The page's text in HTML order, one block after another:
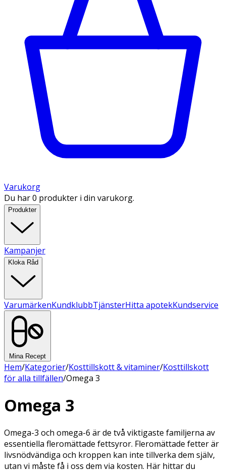
Varukorg
Du har 0 produkter i din varukorg.
Produkter
Kampanjer
Kloka Råd
VarumärkenKundklubbTjänsterHitta apotekKundservice
Mina Recept
Hem/Kategorier/Kosttillskott & vitaminer/Kosttillskott
för alla tillfällen/Omega 3
Omega 3
Omega-3 och omega-6 är de två viktigaste familjerna av
essentiella fleromättade fettsyror. Fleromättade fetter är
livsnödvändiga och kroppen kan inte tillverka dem själv,
utan vi måste få i oss dem via kosten. Här hittar du